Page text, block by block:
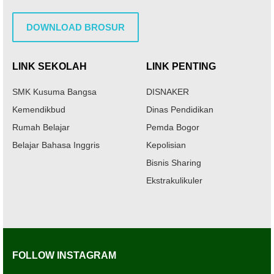
DOWNLOAD BROSUR
LINK SEKOLAH
SMK Kusuma Bangsa
Kemendikbud
Rumah Belajar
Belajar Bahasa Inggris
LINK PENTING
DISNAKER
Dinas Pendidikan
Pemda Bogor
Kepolisian
Bisnis Sharing
Ekstrakulikuler
FOLLOW INSTAGRAM